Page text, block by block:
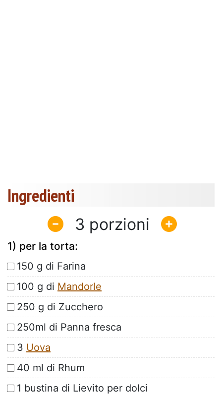
Ingredienti
3
1) per la torta:
150 g di Farina
100 g di Mandorle
250 g di Zucchero
250ml di Panna fresca
3 Uova
40 ml di Rhum
1 bustina di Lievito per dolci